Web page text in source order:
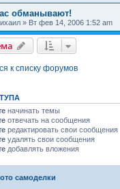
обманывают!
» Вт фев 14, 2006 1:52 am
к списку форумов
начинать темы
отвечать на сообщения
редактировать свои сообщения
удалять свои сообщения
добавлять вложения
самоделки